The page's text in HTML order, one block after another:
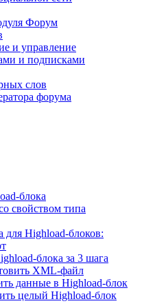
Форум
и управление
и подписками
слов
форума
блока
свойством типа
для Highload-блоков:
блока за 3 шага
XML-файл
данные в Highload-блок
целый Highload-блок